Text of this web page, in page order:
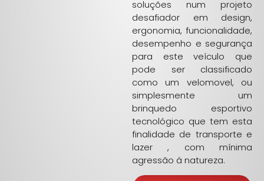
soluções num projeto
desafiador em design,
ergonomia, funcionalidade,
desempenho e segurança
para este veículo que
pode ser classificado
como um velomovel, ou
simplesmente um
brinquedo esportivo
tecnológico que tem esta
finalidade de transporte e
lazer , com mínima
agressão á natureza.